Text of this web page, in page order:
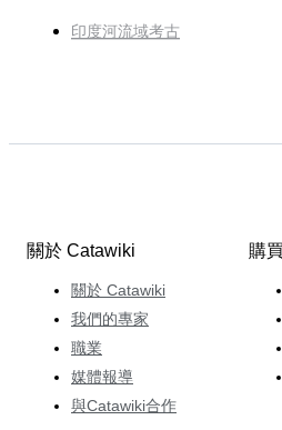
印度河流域考古
關於 Catawiki
關於 Catawiki
我們的專家
職業
媒體報導
與Catawiki合作
購買